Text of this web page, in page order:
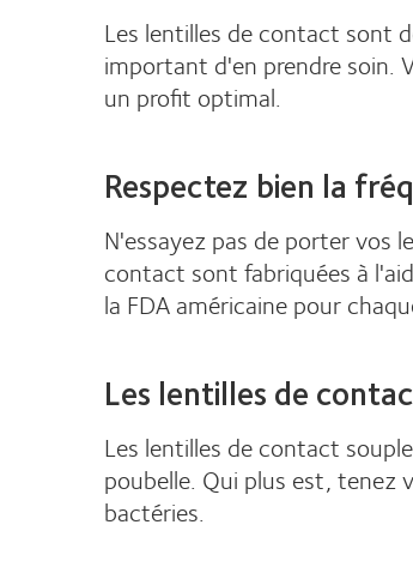
Les lentilles de contact sont
important d'en prendre soin.
un profit optimal.
Respectez bien la
N'essayez pas de porter vos
contact sont fabriquées à
la FDA américaine pour
Les lentilles de
Les lentilles de contact
poubelle. Qui plus est, tenez
bactéries.